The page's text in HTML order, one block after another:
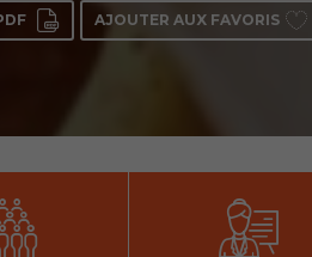
AJOUTER AUX FAVORIS